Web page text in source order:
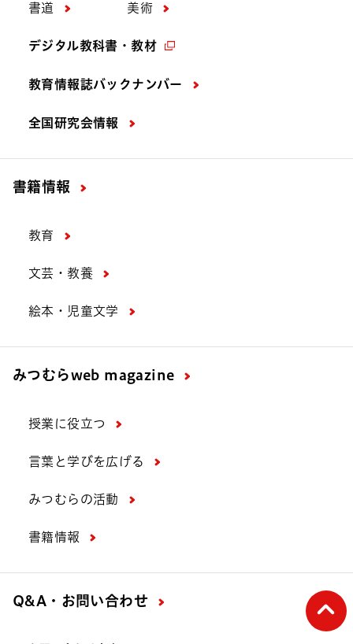
書道 美術
デジタル教科書・教材
教育情報誌バックナンバー
全国研究会情報
書籍情報
教育
文芸・教養
絵本・児童文学
みつむらweb magazine
授業に役立つ
言葉と学びを広げる
みつむらの活動
書籍情報
Q&A・お問い合わせ ペ